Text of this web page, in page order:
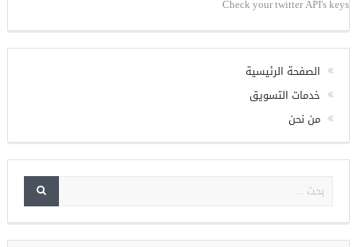
Check your twitter API's keys
الصفحة الرئيسية
خدمات التسويق
من نحن